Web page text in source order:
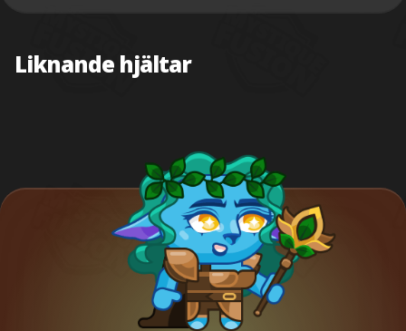
Liknande hjältar